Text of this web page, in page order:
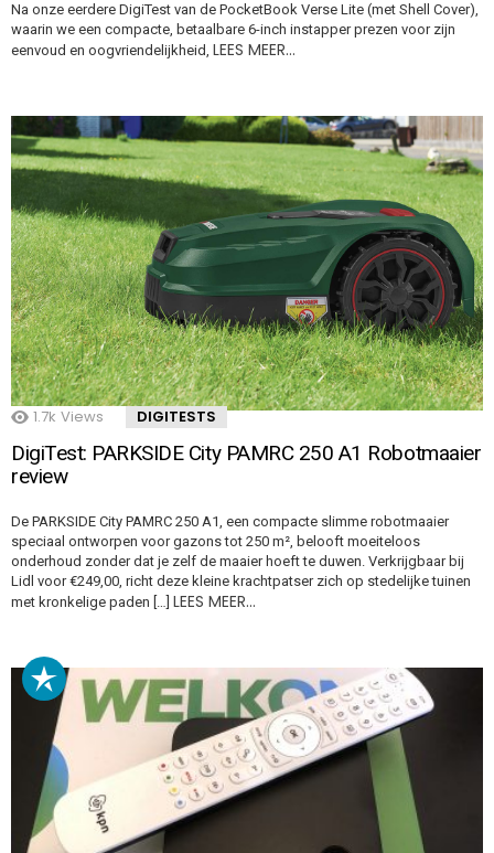
Na onze eerdere DigiTest van de PocketBook Verse Lite (met Shell Cover),
waarin we een compacte, betaalbare 6-inch instapper prezen voor zijn
eenvoud en oogvriendelijkheid, LEES MEER…
1.7k Views DIGITESTS
DigiTest: PARKSIDE City PAMRC 250 A1 Robotmaaier
review
De PARKSIDE City PAMRC 250 A1, een compacte slimme robotmaaier
speciaal ontworpen voor gazons tot 250 m², belooft moeiteloos
onderhoud zonder dat je zelf de maaier hoeft te duwen. Verkrijgbaar bij
Lidl voor €249,00, richt deze kleine krachtpatser zich op stedelijke tuinen
met kronkelige paden […] LEES MEER…